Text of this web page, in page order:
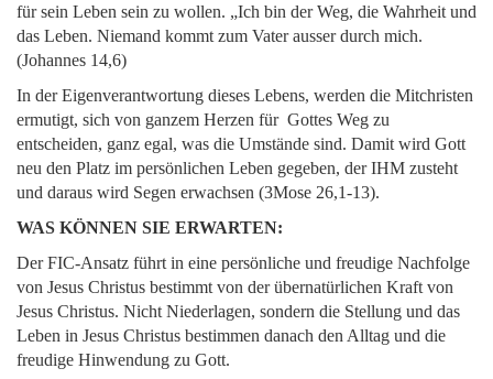
für sein Leben sein zu wollen. „Ich bin der Weg, die Wahrheit und
das Leben. Niemand kommt zum Vater ausser durch mich.
(Johannes 14,6)
In der Eigenverantwortung dieses Lebens, werden die Mitchristen
ermutigt, sich von ganzem Herzen für Gottes Weg zu
entscheiden, ganz egal, was die Umstände sind. Damit wird Gott
neu den Platz im persönlichen Leben gegeben, der IHM zusteht
und daraus wird Segen erwachsen (3Mose 26,1-13).
WAS KÖNNEN SIE ERWARTEN:
Der FIC-Ansatz führt in eine persönliche und freudige Nachfolge
von Jesus Christus bestimmt von der übernatürlichen Kraft von
Jesus Christus. Nicht Niederlagen, sondern die Stellung und das
Leben in Jesus Christus bestimmen danach den Alltag und die
freudige Hinwendung zu Gott.